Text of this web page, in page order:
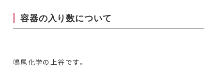
容器の入り数について
鳴尾化学の上谷です。